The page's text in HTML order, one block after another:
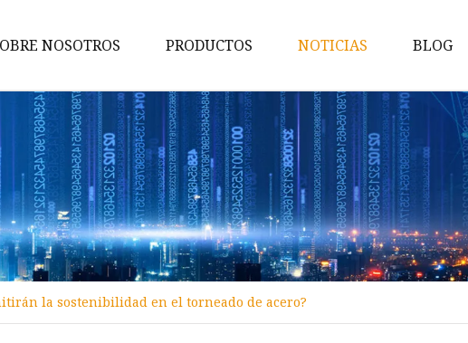
NOSOTROS PRODUCTOS
Varilla de carburo
Troqueles de carburo
Insertos de carburo
Piezas de desgaste de carburo
Consejos para la minería de
carburo
Herramientas de corte de
carburo
NOTICIAS BLOG
la sostenibilidad en el torneado de acero?